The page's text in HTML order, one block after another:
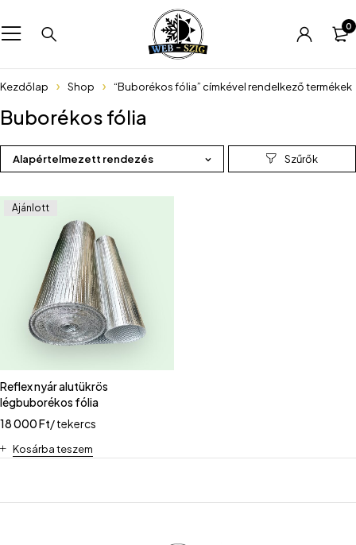
0
Kezdőlap Shop “Buborékos fólia” címkével rendelkező termékek
Buborékos fólia
Alapértelmezett rendezés
Ajánlott
Reflex nyár alutükrös
légbuborékos fólia
18 000Ft/ tekercs
Kosárba teszem